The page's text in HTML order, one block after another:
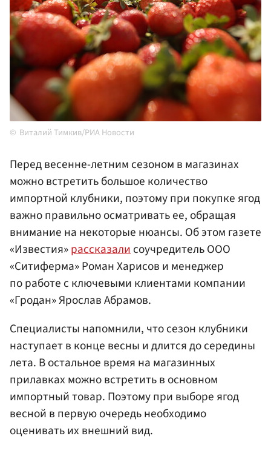
Виталий Тимкив/РИА Новости
Перед весенне-летним сезоном в магазинах
можно встретить большое количество
импортной клубники, поэтому при покупке ягод
важно правильно осматривать ее, обращая
внимание на некоторые нюансы. Об этом газете
«Известия»рассказалисоучредитель ООО
«Ситиферма» Роман Харисов и менеджер
по работе с ключевыми клиентами компании
«Гродан» Ярослав Абрамов.
Специалисты напомнили, что сезон клубники
наступает в конце весны и длится до середины
лета. В остальное время на магазинных
прилавках можно встретить в основном
импортный товар. Поэтому при выборе ягод
весной в первую очередь необходимо
оценивать их внешний вид.